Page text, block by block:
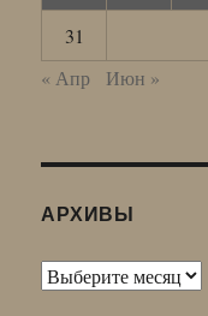
31
« Апр
Июн »
АРХИВЫ
Архивы